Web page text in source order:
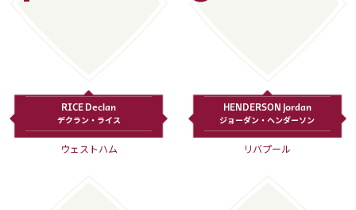
RICE Declan
デクラン・ライス
ウェストハム
HENDERSON Jordan
ジョーダン・ヘンダーソン
リバプール